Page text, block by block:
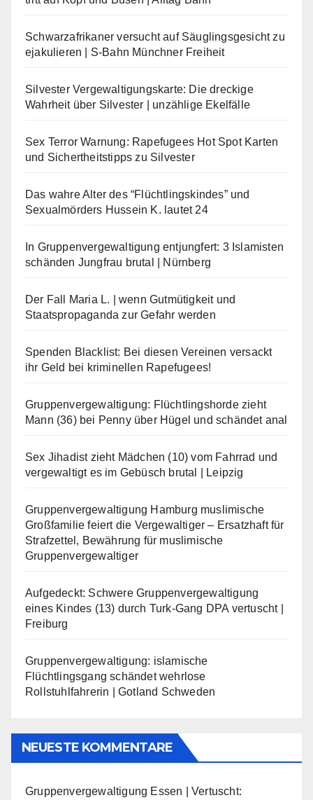
Schwarzafrikaner versucht auf Säuglingsgesicht zu
ejakulieren | S-Bahn Münchner Freiheit
Silvester Vergewaltigungskarte: Die dreckige
Wahrheit über Silvester | unzählige Ekelfälle
Sex Terror Warnung: Rapefugees Hot Spot Karten
und Sichertheitstipps zu Silvester
Das wahre Alter des “Flüchtlingskindes” und
Sexualmörders Hussein K. lautet 24
In Gruppenvergewaltigung entjungfert: 3 Islamisten
schänden Jungfrau brutal | Nürnberg
Der Fall Maria L. | wenn Gutmütigkeit und
Staatspropaganda zur Gefahr werden
Spenden Blacklist: Bei diesen Vereinen versackt
ihr Geld bei kriminellen Rapefugees!
Gruppenvergewaltigung: Flüchtlingshorde zieht
Mann (36) bei Penny über Hügel und schändet anal
Sex Jihadist zieht Mädchen (10) vom Fahrrad und
vergewaltigt es im Gebüsch brutal | Leipzig
Gruppenvergewaltigung Hamburg muslimische
Großfamilie feiert die Vergewaltiger – Ersatzhaft für
Strafzettel, Bewährung für muslimische
Gruppenvergewaltiger
Aufgedeckt: Schwere Gruppenvergewaltigung
eines Kindes (13) durch Turk-Gang DPA vertuscht |
Freiburg
Gruppenvergewaltigung: islamische
Flüchtlingsgang schändet wehrlose
Rollstuhlfahrerin | Gotland Schweden
NEUESTE KOMMENTARE
Gruppenvergewaltigung Essen | Vertuscht: